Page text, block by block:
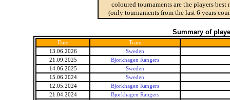
coloured tournaments are the players
(only tournaments from the last 6 years
Summary of
Date
Team
13.06.2026
Sweden
21.09.2025
Bjorkhagen Rangers
14.06.2025
Sweden
15.06.2024
Sweden
12.05.2024
Bjorkhagen Rangers
21.04.2024
Bjorkhagen Rangers